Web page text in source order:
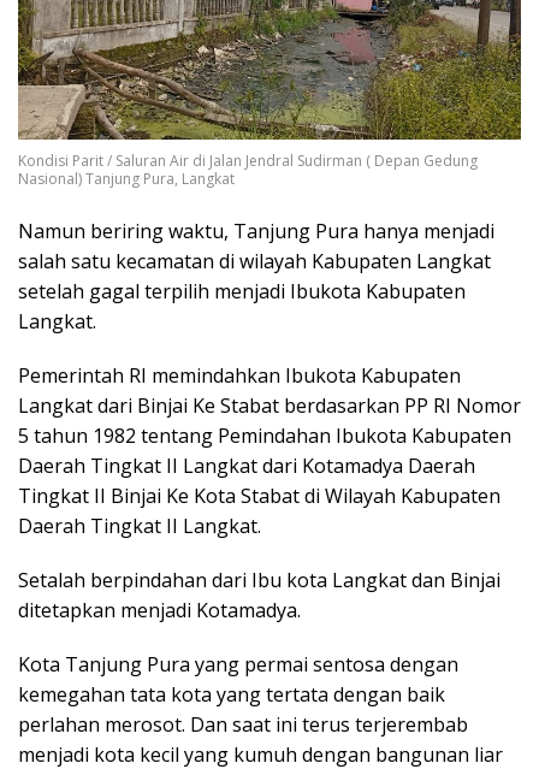
Kondisi Parit / Saluran Air di Jalan Jendral Sudirman ( Depan Gedung
Nasional) Tanjung Pura, Langkat
Namun beriring waktu, Tanjung Pura hanya menjadi
salah satu kecamatan di wilayah Kabupaten Langkat
setelah gagal terpilih menjadi Ibukota Kabupaten
Langkat.
Pemerintah RI memindahkan Ibukota Kabupaten
Langkat dari Binjai Ke Stabat berdasarkan PP RI Nomor
5 tahun 1982 tentang Pemindahan Ibukota Kabupaten
Daerah Tingkat II Langkat dari Kotamadya Daerah
Tingkat II Binjai Ke Kota Stabat di Wilayah Kabupaten
Daerah Tingkat II Langkat.
Setalah berpindahan dari Ibu kota Langkat dan Binjai
ditetapkan menjadi Kotamadya.
Kota Tanjung Pura yang permai sentosa dengan
kemegahan tata kota yang tertata dengan baik
perlahan merosot. Dan saat ini terus terjerembab
menjadi kota kecil yang kumuh dengan bangunan liar